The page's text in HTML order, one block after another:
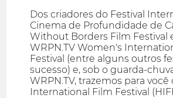
Dos criadores do Festival
Cinema de Profundidade de
Without Borders Film Festival
WRPN.TV Women's
Festival (entre alguns outros
sucesso) e, sob o guarda-
WRPN.TV, trazemos para você
International Film Festival